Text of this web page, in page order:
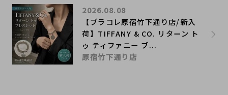
【ブラコレ原宿竹下通り店/新入
荷】TIFFANY & CO. リターン ト
ゥ ティファニー ブ...
2026.08.08
原宿竹下通り店